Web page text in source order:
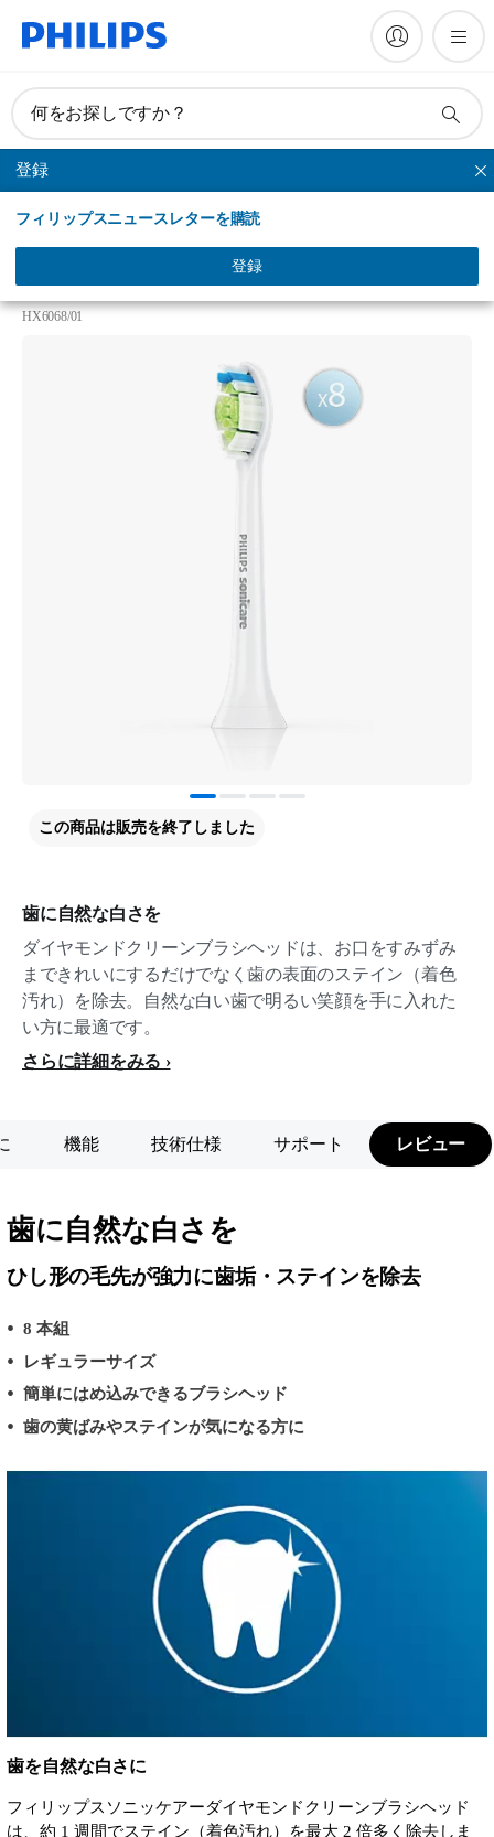
何をお探しですか？
登録
フィリップスニュースレターを購読
登録
ダイヤモンドクリーン
ダイヤモンドクリーンブラシヘッド レギュラーサイ
ズ
HX6068/01
歯に自然な白さを
ダイヤモンドクリーンブラシヘッドは、お口をすみずみ
まできれいにするだけでなく歯の表面のステイン（着色
汚れ）を除去。自然な白い歯で明るい笑顔を手に入れた
い方に最適です。
さらに詳細をみる
この商品は販売を終了しました
機能 技術仕様 サポート レビュー
歯に自然な白さを
ひし形の毛先が強力に歯垢・ステインを除去
8 本組
レギュラーサイズ
簡単にはめ込みできるブラシヘッド
歯の黄ばみやステインが気になる方に
歯を自然な白さに
フィリップスソニッケアーダイヤモンドクリーンブラシヘッド
は、約 1 週間でステイン（着色汚れ）を最大 2 倍多く除去しま